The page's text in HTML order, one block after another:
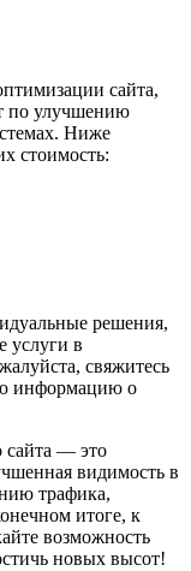
сайта,
по улучшению
Ниже
стоимость:
решения,
услуги в
свяжитесь
информацию о
сайта — это
видимость в
трафика,
итоге, к
возможность
новых высот!